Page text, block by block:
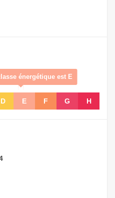
D E
énergétique est E
F G H